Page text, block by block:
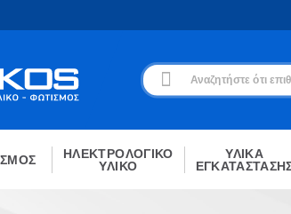
ΗΛΕΚΤΡΟΛΟΓΙΚΟ
ΥΛΙΚΟ
ΥΛΙΚΑ